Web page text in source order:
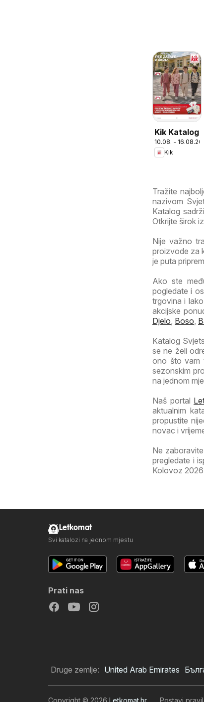
Kik Katalog
10.08. -
Kik
Tražite
nazivom
Katalog
Otkrijte širok
Nije važno
proizvode za
je puta
Ako ste
pogledate i
trgovina i
akcijske
Djelo Boso
Katalog
se ne želi
ono što vam
sezonskim
na jednom
Naš portal
aktualnim
propustite
novac i
Ne
pregledate i
Kolovoz
Letkomat
Svi katalozi na jednom mjestu
Prati nas
Druge zemlje: United Arab Emirates
Copyright © 2026 Letkomat.hr. Postavi